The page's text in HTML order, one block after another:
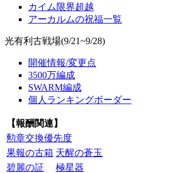
カイム限界超越
アーカルムの祝福一覧
光有利古戦場(9/21~9/28)
開催情報/変更点
3500万編成
SWARM編成
個人ランキングボーダー
【報酬関連】
勲章交換優先度
果報の古箱 天醒の蒼玉
碧麗の証
極星器